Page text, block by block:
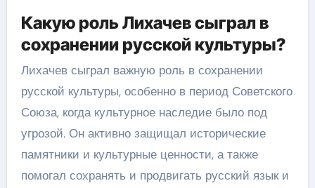
Какую роль Лихачев сыграл в
сохранении русской культуры?
Лихачев сыграл важную роль в сохранении
русской культуры, особенно в период Советского
Союза, когда культурное наследие было под
угрозой. Он активно защищал исторические
памятники и культурные ценности, а также
помогал сохранять и продвигать русский язык и